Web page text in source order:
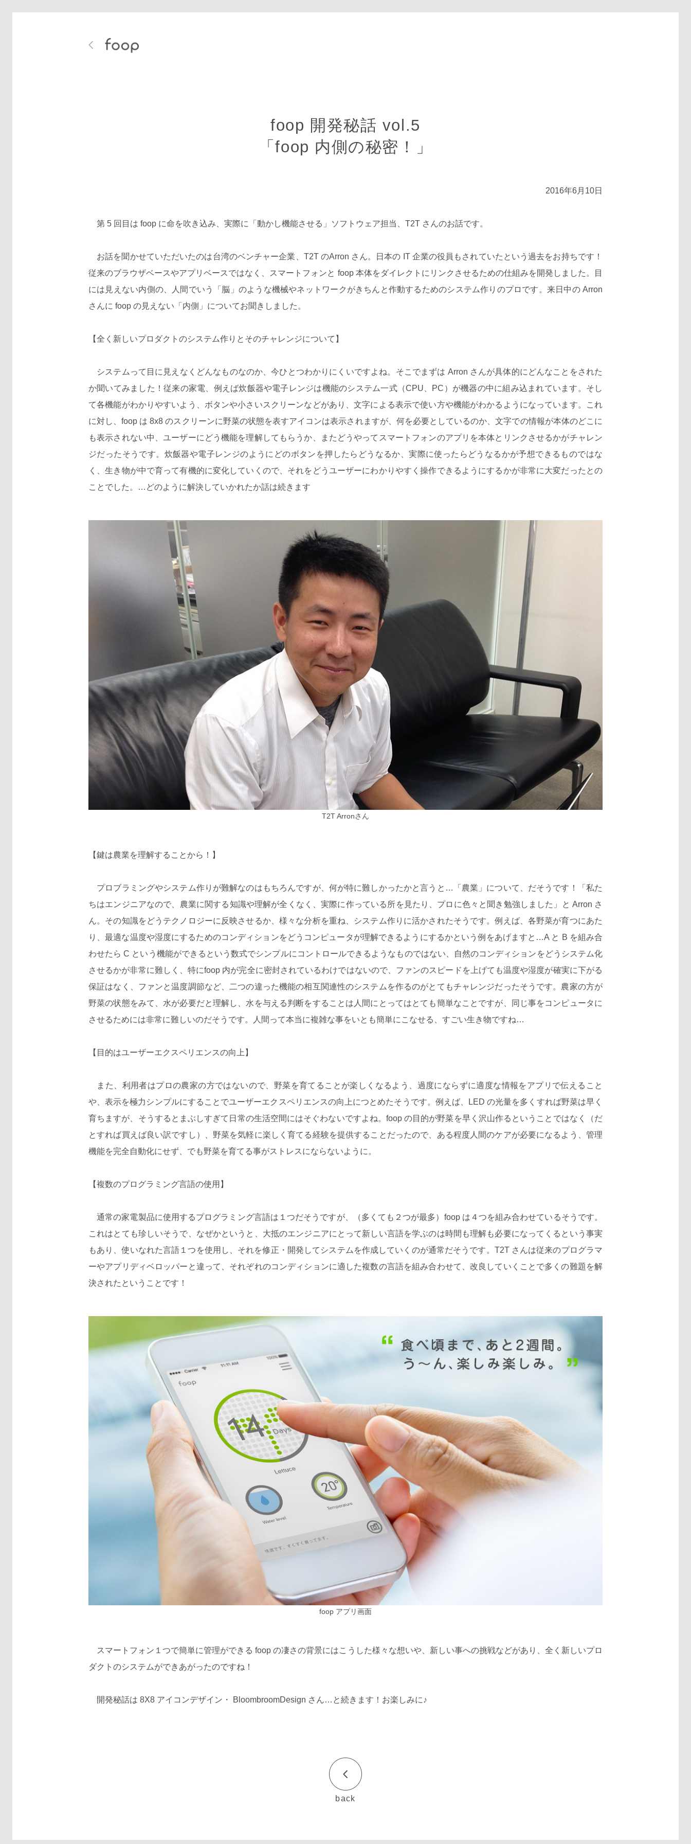
foop 開発秘話 vol.5
「foop 内側の秘密！」
2016年6月10日
第 5 回目は foop に命を吹き込み、実際に「動かし機能させる」ソフトウェア担当、T2T さんのお話です。
お話を聞かせていただいたのは台湾のベンチャー企業、T2T のArron さん。日本の IT 企業の役員もされていたという過去をお持ちです！
従来のブラウザベースやアプリベースではなく、スマートフォンと foop 本体をダイレクトにリンクさせるための仕組みを開発しました。目
には見えない内側の、人間でいう「脳」のような機械やネットワークがきちんと作動するためのシステム作りのプロです。来日中の Arron
さんに foop の見えない「内側」についてお聞きしました。
【全く新しいプロダクトのシステム作りとそのチャレンジについて】
システムって目に見えなくどんなものなのか、今ひとつわかりにくいですよね。そこでまずは Arron さんが具体的にどんなことをされた
か聞いてみました！従来の家電、例えば炊飯器や電子レンジは機能のシステム一式（CPU、PC）が機器の中に組み込まれています。そし
て各機能がわかりやすいよう、ボタンや小さいスクリーンなどがあり、文字による表示で使い方や機能がわかるようになっています。これ
に対し、foop は 8x8 のスクリーンに野菜の状態を表すアイコンは表示されますが、何を必要としているのか、文字での情報が本体のどこに
も表示されない中、ユーザーにどう機能を理解してもらうか、またどうやってスマートフォンのアプリを本体とリンクさせるかがチャレン
ジだったそうです。炊飯器や電子レンジのようにどのボタンを押したらどうなるか、実際に使ったらどうなるかが予想できるものではな
く、生き物が中で育って有機的に変化していくので、それをどうユーザーにわかりやすく操作できるようにするかが非常に大変だったとの
ことでした。…どのように解決していかれたか話は続きます
T2T Arronさん
【鍵は農業を理解することから！】
プロブラミングやシステム作りが難解なのはもちろんですが、何が特に難しかったかと言うと…「農業」について、だそうです！「私た
ちはエンジニアなので、農業に関する知識や理解が全くなく、実際に作っている所を見たり、プロに色々と聞き勉強しました」と Arron さ
ん。その知識をどうテクノロジーに反映させるか、様々な分析を重ね、システム作りに活かされたそうです。例えば、各野菜が育つにあた
り、最適な温度や湿度にするためのコンディションをどうコンピュータが理解できるようにするかという例をあげますと…A と B を組み合
わせたら C という機能ができるという数式でシンプルにコントロールできるようなものではない、自然のコンディションをどうシステム化
させるかが非常に難しく、特にfoop 内が完全に密封されているわけではないので、ファンのスピードを上げても温度や湿度が確実に下がる
保証はなく、ファンと温度調節など、二つの違った機能の相互関連性のシステムを作るのがとてもチャレンジだったそうです。農家の方が
野菜の状態をみて、水が必要だと理解し、水を与える判断をすることは人間にとってはとても簡単なことですが、同じ事をコンピュータに
させるためには非常に難しいのだそうです。人間って本当に複雑な事をいとも簡単にこなせる、すごい生き物ですね…
【目的はユーザーエクスペリエンスの向上】
また、利用者はプロの農家の方ではないので、野菜を育てることが楽しくなるよう、過度にならずに適度な情報をアプリで伝えること
や、表示を極力シンプルにすることでユーザーエクスペリエンスの向上につとめたそうです。例えば、LED の光量を多くすれば野菜は早く
育ちますが、そうするとまぶしすぎて日常の生活空間にはそぐわないですよね。foop の目的が野菜を早く沢山作るということではなく（だ
とすれば買えば良い訳ですし）、野菜を気軽に楽しく育てる経験を提供することだったので、ある程度人間のケアが必要になるよう、管理
機能を完全自動化にせず、でも野菜を育てる事がストレスにならないように。
【複数のプログラミング言語の使用】
通常の家電製品に使用するプログラミング言語は１つだそうですが、（多くても２つが最多）foop は４つを組み合わせているそうです。
これはとても珍しいそうで、なぜかというと、大抵のエンジニアにとって新しい言語を学ぶのは時間も理解も必要になってくるという事実
もあり、使いなれた言語１つを使用し、それを修正・開発してシステムを作成していくのが通常だそうです。T2T さんは従来のプログラマ
ーやアプリディベロッパーと違って、それぞれのコンディションに適した複数の言語を組み合わせて、改良していくことで多くの難題を解
決されたということです！
foop アプリ画面
スマートフォン１つで簡単に管理ができる foop の凄さの背景にはこうした様々な想いや、新しい事への挑戦などがあり、全く新しいプロ
ダクトのシステムができあがったのですね！
開発秘話は 8X8 アイコンデザイン・ BloombroomDesign さん…と続きます！お楽しみに♪
back